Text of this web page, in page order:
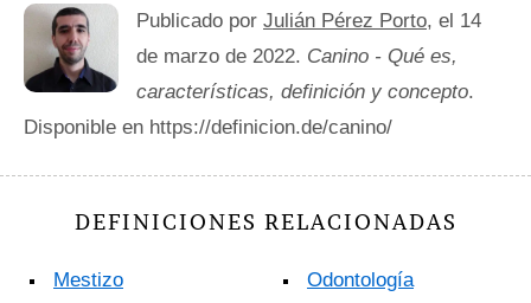
Publicado por Julián Pérez Porto, el 14
de marzo de 2022. Canino - Qué es,
características, definición y concepto.
Disponible en https://definicion.de/canino/
DEFINICIONES RELACIONADAS
Mestizo Odontología